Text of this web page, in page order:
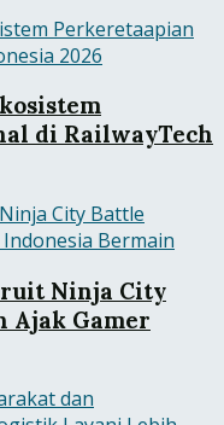
di RailwayTech
Ninja City
Ajak Gamer